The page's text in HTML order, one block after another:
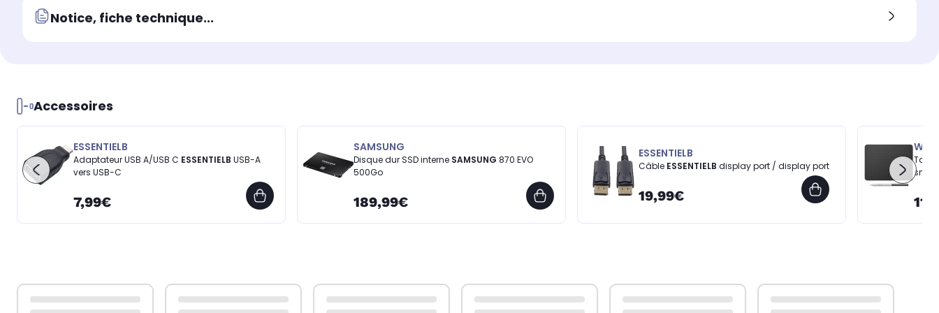
Notice, fiche technique...
Accessoires
ESSENTIELB
Adaptateur USB A/USB C ESSENTIELB
vers USB-C
7,99€
SAMSUNG
Disque dur SSD interne SAMSUNG
500Go
189,99€
ESSENTIELB
Câble ESSENTIELB display port / display port
19,99€